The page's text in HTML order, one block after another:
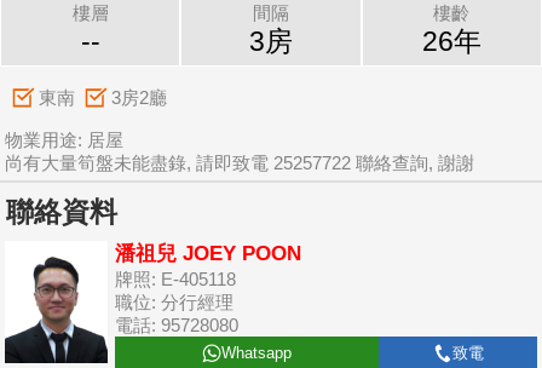
樓層
--
間隔
3房
樓齡
26年
東南 3房2廳
物業用途: 居屋
尚有大量筍盤未能盡錄, 請即致電 25257722 聯絡查詢, 謝謝
聯絡資料
潘祖兒 JOEY POON
牌照: E-405118
職位: 分行經理
電話: 95728080
Whatsapp 致電